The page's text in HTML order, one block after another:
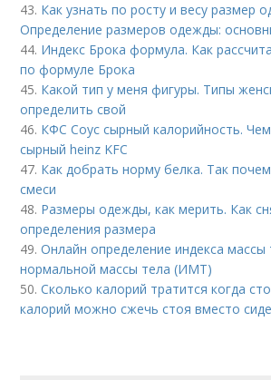
43. Как узнать по росту и весу размер
Определение размеров одежды:
44. Индекс Брока формула. Как
по формуле Брока
45. Какой тип у меня фигуры. Типы
определить свой
46. КФС Соус сырный калорийность.
сырный heinz KFC
47. Как добрать норму белка. Так
смеси
48. Размеры одежды, как мерить. Как
определения размера
49.Онлайн определение индекса массы
нормальной массы тела (ИМТ)
50.Сколько калорий тратится когда
калорий можно сжечь стоя вместо